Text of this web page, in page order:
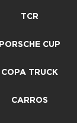
TCR
PORSCHE CUP
COPA TRUCK
CARROS